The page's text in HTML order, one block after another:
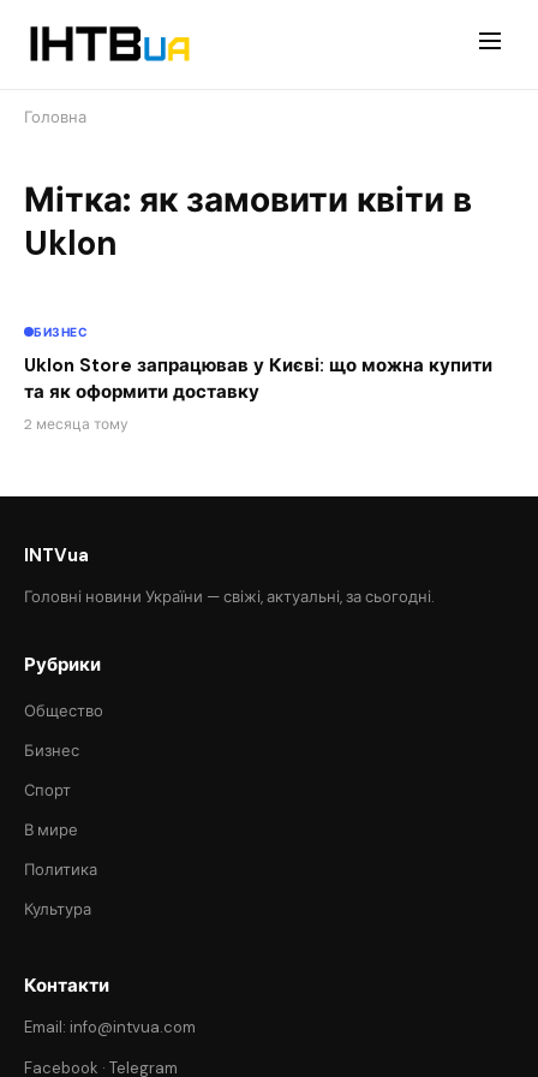
Головна
Мітка: як замовити квіти в
Uklon
БИЗНЕС
Uklon Store запрацював у Києві: що можна купити
та як оформити доставку
2 месяца тому
INTVua
Головні новини України — свіжі, актуальні, за сьогодні.
Рубрики
Общество
Бизнес
Спорт
В мире
Политика
Культура
Контакти
Email: info@intvua.com
Facebook · Telegram